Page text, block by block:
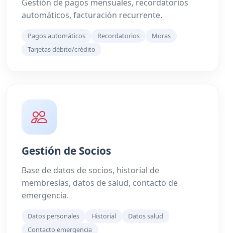
Gestión de pagos mensuales, recordatorios
automáticos, facturación recurrente.
Pagos automáticos Recordatorios
Moras
Tarjetas débito/crédito
Gestión de Socios
Base de datos de socios, historial de
membresías, datos de salud, contacto de
emergencia.
Datos personales Historial
Datos salud
Contacto emergencia